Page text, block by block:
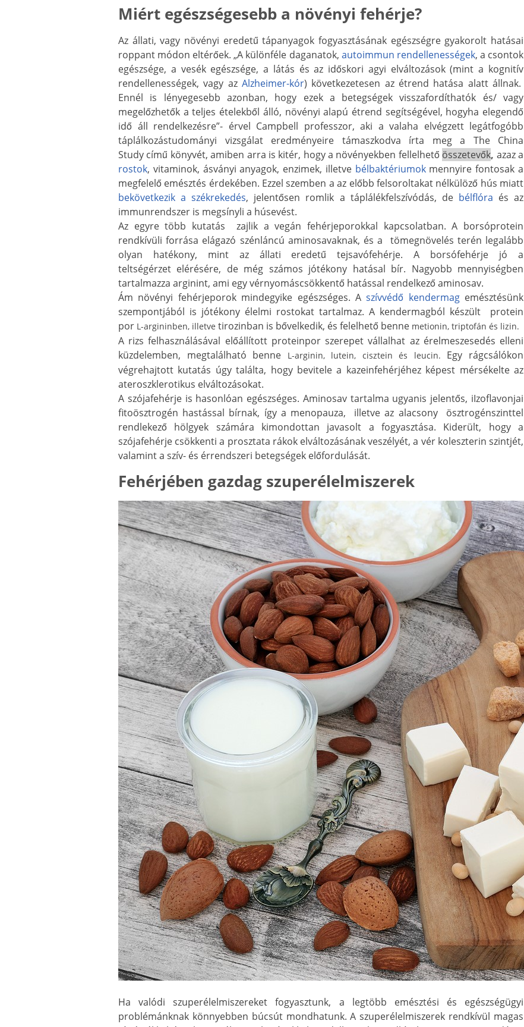
Miért egészségesebb a növényi fehérje?
Az állati, vagy növényi eredetű tápanyagok fogyasztásának egészségre gyakorolt hatásai
roppant módon eltérőek. „A különféle daganatok, autoimmun rendellenességek, a csontok
egészsége, a vesék egészsége, a látás és az időskori agyi elváltozások (mint a kognitív
rendellenességek, vagy az Alzheimer-kór) következetesen az étrend hatása alatt állnak.
Ennél is lényegesebb azonban, hogy ezek a betegségek visszafordíthatók és/ vagy
megelőzhetők a teljes ételekből álló, növényi alapú étrend segítségével, hogyha elegendő
idő áll rendelkezésre”- érvel Campbell professzor, aki a valaha elvégzett legátfogóbb
táplálkozástudományi vizsgálat eredményeire támaszkodva írta meg a The China
Study című könyvét, amiben arra is kitér, hogy a növényekben fellelhető összetevők, azaz a
rostok, vitaminok, ásványi anyagok, enzimek, illetve bélbaktériumokmennyire fontosak a
megfelelő emésztés érdekében. Ezzel szemben a az előbb felsoroltakat nélkülöző hús miatt
bekövetkezik a székrekedés, jelentősen romlik a táplálékfelszívódás, de bélflóra és az
immunrendszer is megsínyli a húsevést.
Az egyre több kutatás zajlik a vegán fehérjeporokkal kapcsolatban. A borsóprotein
rendkívüli forrása elágazó szénláncú aminosavaknak, és a tömegnövelés terén legalább
olyan hatékony, mint az állati eredetű tejsavófehérje. A borsófehérje jó a
teltségérzet elérésére, de még számos jótékony hatásal bír. Nagyobb mennyiségben
tartalmazza arginint, ami egy vérnyomáscsökkentő hatással rendelkező aminosav.
Ám növényi fehérjeporok mindegyike egészséges. Aszívvédő kendermagemésztésünk
szempontjából is jótékony élelmi rostokat tartalmaz. A kendermagból készült protein
por L-argininben, illetve tirozinban is bővelkedik, és felelhető benne metionin, triptofán és lizin.
A rizs felhasználásával előállított proteinpor szerepet vállalhat az érelmeszesedés elleni
küzdelemben, megtalálható benne
L-arginin, lutein, cisztein és leucin. Egy rágcsálókon
végrehajtott kutatás úgy találta, hogy bevitele a kazeinfehérjéhez képest mérsékelte az
ateroszklerotikus elváltozásokat.
A szójafehérje is hasonlóan egészséges. Aminosav tartalma ugyanis jelentős, iIzoflavonjai
fitoösztrogén hastással bírnak, így a menopauza, illetve az alacsony ösztrogénszinttel
rendlekező hölgyek számára kimondottan javasolt a fogyasztása. Kiderült, hogy a
szójafehérje csökkenti a prosztata rákok elváltozásának veszélyét, a vér koleszterin szintjét,
valamint a szív- és érrendszeri betegségek előfordulását.
Fehérjében gazdag szuperélelmiszerek
Ha valódi szuperélelmiszereket fogyasztunk, a legtöbb emésztési és egészségügyi
problémánknak könnyebben búcsút mondhatunk. A szuperélelmiszerek rendkívül magas